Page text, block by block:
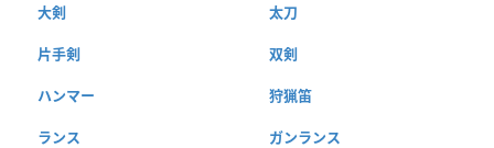
大剣 太刀
片手剣 双剣
ハンマー 狩猟笛
ランス ガンランス